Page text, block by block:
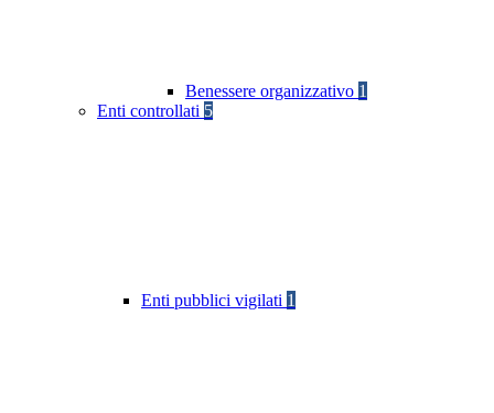
Benessere organizzativo 1
Enti controllati 5
Enti pubblici vigilati 1